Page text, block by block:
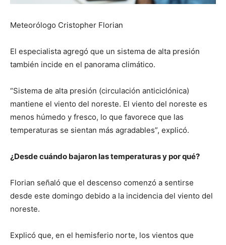
Meteorólogo Cristopher Florian
El especialista agregó que un sistema de alta presión
también incide en el panorama climático.
“Sistema de alta presión (circulación anticiclónica)
mantiene el viento del noreste. El viento del noreste es
menos húmedo y fresco, lo que favorece que las
temperaturas se sientan más agradables”, explicó.
¿Desde cuándo bajaron las temperaturas y por qué?
Florian señaló que el descenso comenzó a sentirse
desde este domingo debido a la incidencia del viento del
noreste.
Explicó que, en el hemisferio norte, los vientos que